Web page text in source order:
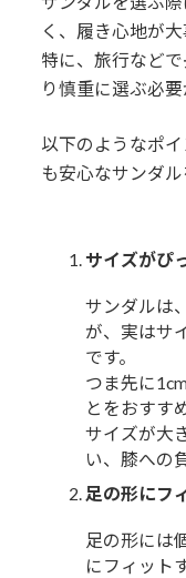
く、履き心地が大
特に、旅行など
り慎重に選ぶ必要
以下のようなポ
も安心なサンダル
サイズがぴ
サンダルは
が、実はサ
です。
つま先に
とをおすす
サイズが大
い、膝への
足の形にフ
足の形には
にフィット